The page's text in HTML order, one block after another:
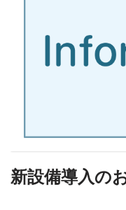
新設備導入の